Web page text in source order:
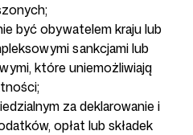
być obywatelem kraju lub
sankcjami lub
które uniemożliwiają
za deklarowanie i
opłat lub składek